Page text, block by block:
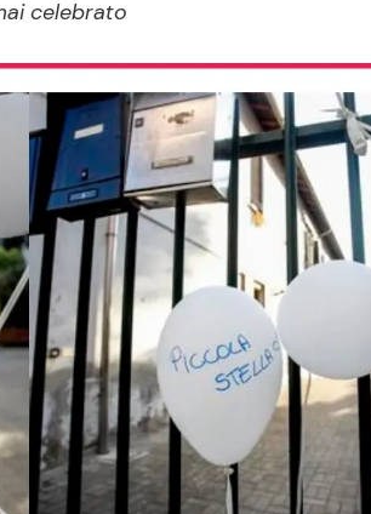
Ricette per Bambini
celebrato